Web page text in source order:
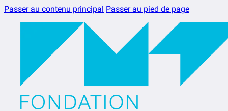
Passer au contenu principal Passer au pied de page